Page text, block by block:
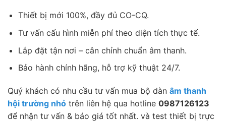
Thiết bị mới 100%, đầy đủ CO-CQ.
Tư vấn cấu hình miễn phí theo diện tích thực tế.
Lắp đặt tận nơi – cân chỉnh chuẩn âm thanh.
Bảo hành chính hãng, hỗ trợ kỹ thuật 24/7.
Quý khách có nhu cầu tư vấn mua bộ dàn âm thanh
hội trường nhỏ trên liên hệ qua hotline 0987126123
để nhận tư vấn & báo giá tốt nhất. và test thiết bị trực